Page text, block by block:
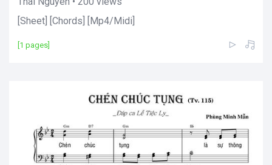
[Sheet] [Chords] [Mp4/Midi]
[1 pages]